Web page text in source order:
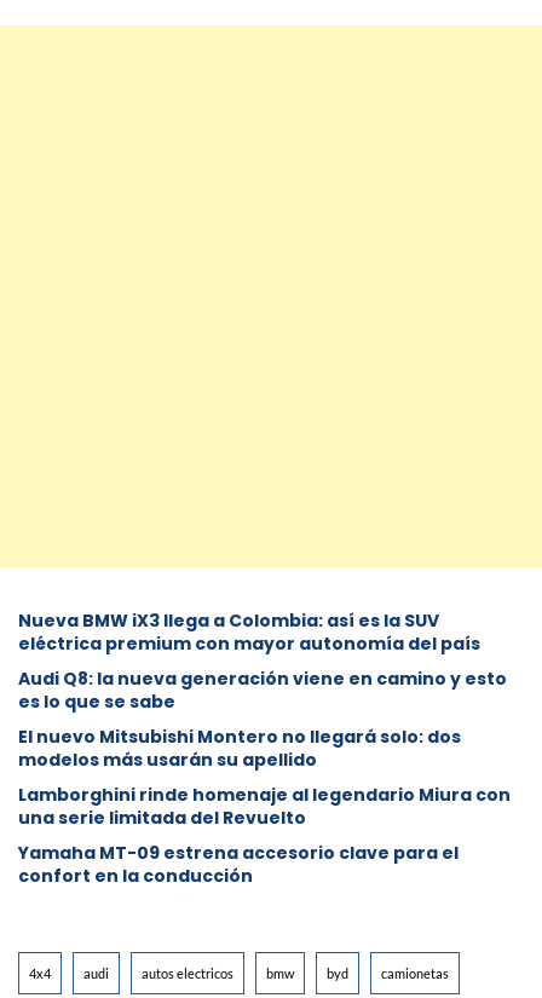
Nueva BMW iX3 llega a Colombia: así es la SUV
eléctrica premium con mayor autonomía del país
Audi Q8: la nueva generación viene en camino y esto
es lo que se sabe
⁠El nuevo Mitsubishi Montero no llegará solo: dos
modelos más usarán su apellido
Lamborghini rinde homenaje al legendario Miura con
una serie limitada del Revuelto
Yamaha MT-09 estrena accesorio clave para el
confort en la conducción
4x4 audi autos electricos bmw byd camionetas